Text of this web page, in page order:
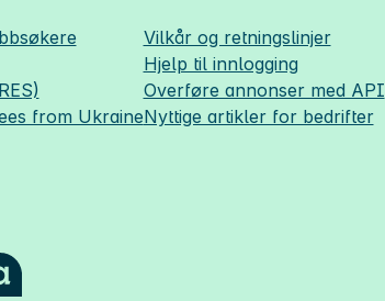
from Ukraine
Vilkår og retningslinjer
Hjelp til innlogging
Overføre annonser med API
Nyttige artikler for bedrifter